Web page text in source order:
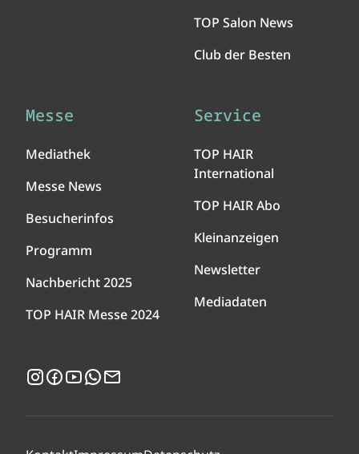
TOP Salon News
Club der Besten
Messe
Mediathek
Messe News
Besucherinfos
Programm
Nachbericht 2025
TOP HAIR Messe 2024
Service
TOP HAIR
International
TOP HAIR Abo
Kleinanzeigen
Newsletter
Mediadaten
Instagram
Facebook
YouTubeWhatsApp